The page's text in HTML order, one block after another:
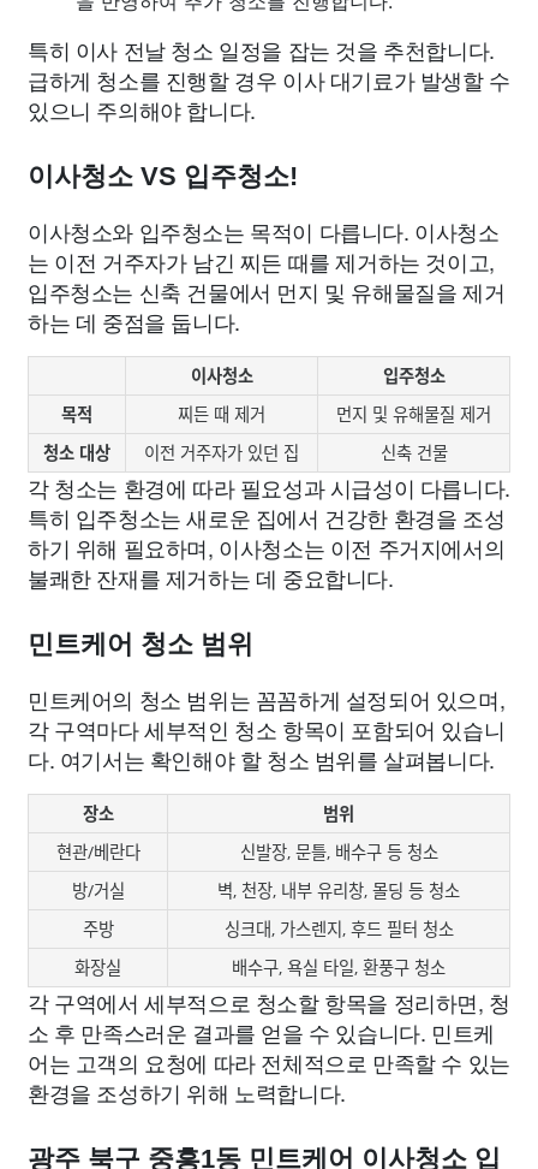
특히 이사 전날 청소 일정을 잡는 것을 추천합니다.
급하게 청소를 진행할 경우 이사 대기료가 발생할 수
있으니 주의해야 합니다.
이사청소 VS 입주청소!
이사청소와 입주청소는 목적이 다릅니다. 이사청소
는 이전 거주자가 남긴 찌든 때를 제거하는 것이고,
입주청소는 신축 건물에서 먼지 및 유해물질을 제거
하는 데 중점을 둡니다.
이사청소
입주청소
목적
찌든 때 제거
먼지 및 유해물질 제거
청소 대상
이전 거주자가 있던 집 신축 건물
각 청소는 환경에 따라 필요성과 시급성이 다릅니다.
특히 입주청소는 새로운 집에서 건강한 환경을 조성
하기 위해 필요하며, 이사청소는 이전 주거지에서의
불쾌한 잔재를 제거하는 데 중요합니다.
민트케어 청소 범위
민트케어의 청소 범위는 꼼꼼하게 설정되어 있으며,
각 구역마다 세부적인 청소 항목이 포함되어 있습니
다. 여기서는 확인해야 할 청소 범위를 살펴봅니다.
장소
범위
현관/베란다
신발장, 문틀, 배수구 등 청소
방/거실
벽, 천장, 내부 유리창, 몰딩 등 청소
주방
싱크대, 가스렌지, 후드 필터 청소
화장실
배수구, 욕실 타일, 환풍구 청소
각 구역에서 세부적으로 청소할 항목을 정리하면, 청
소 후 만족스러운 결과를 얻을 수 있습니다. 민트케
어는 고객의 요청에 따라 전체적으로 만족할 수 있는
환경을 조성하기 위해 노력합니다.
광주 북구 중흥1동 민트케어 이사청소 입